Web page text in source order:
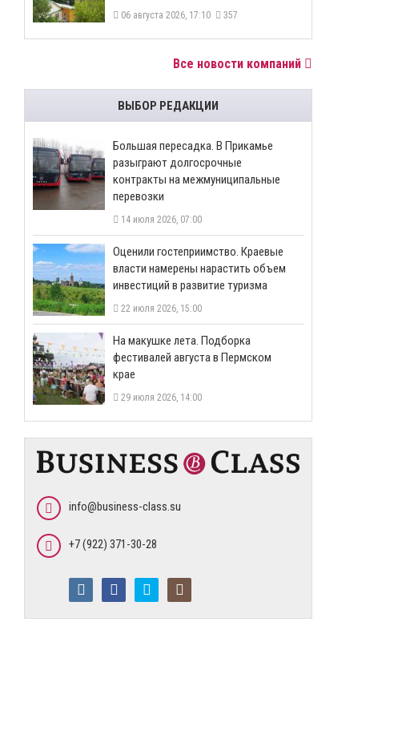
06 августа 2026, 17:10 357
Все новости компаний
ВЫБОР РЕДАКЦИИ
Большая пересадка. В Прикамье
разыграют долгосрочные
контракты на межмуниципальные
перевозки
14 июля 2026, 07:00
Оценили гостеприимство. Краевые
власти намерены нарастить объем
инвестиций в развитие туризма
22 июля 2026, 15:00
На макушке лета. Подборка
фестивалей августа в Пермском
крае
29 июля 2026, 14:00
info@business-class.su
+7 (922) 371-30-28